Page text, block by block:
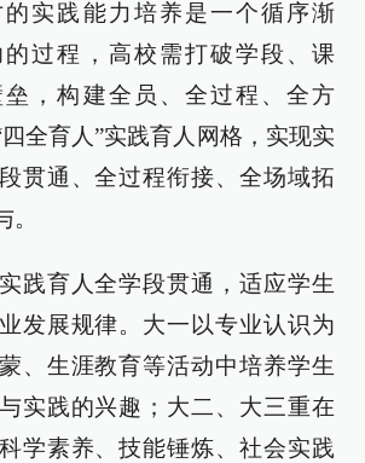
实践能力培养是一个循序渐
过程，高校需打破学段、课
，构建全员、全过程、全方
全育人”实践育人网格，实现实
贯通、全过程衔接、全场域拓
践育人全学段贯通，适应学生
发展规律。大一以专业认识为
、生涯教育等活动中培养学生
实践的兴趣；大二、大三重在
学素养、技能锤炼、社会实践